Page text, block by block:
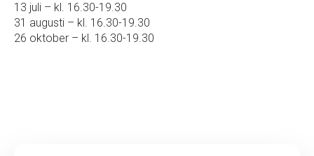
13 juli – kl. 16.30-19.30
31 augusti – kl. 16.30-19.30
26 oktober – kl. 16.30-19.30